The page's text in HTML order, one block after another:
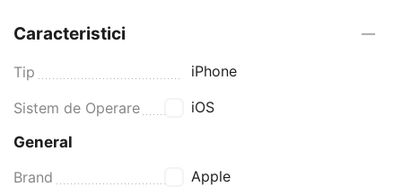
Caracteristici
Tip iPhone
Sistem de Operare
iOS
General
Brand
Apple